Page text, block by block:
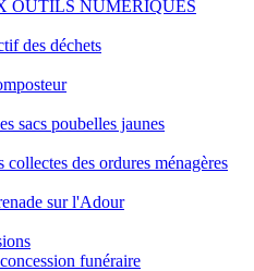
OUTILS NUMÉRIQUES
des déchets
sacs poubelles jaunes
collectes des ordures ménagères
sur l'Adour
funéraire